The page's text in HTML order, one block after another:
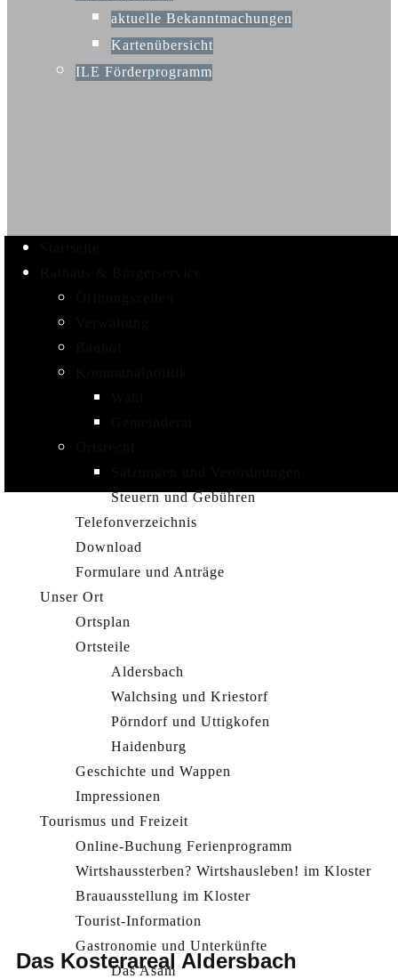
aktuelle Bekanntmachungen
Kartenübersicht
ILE Förderprogramm
Steuern und Gebühren
Telefonverzeichnis
Download
Formulare und Anträge
Unser Ort
Ortsplan
Ortsteile
Aldersbach
Walchsing und Kriestorf
Pörndorf und Uttigkofen
Haidenburg
Geschichte und Wappen
Impressionen
Tourismus und Freizeit
Online-Buchung Ferienprogramm
Wirtshaussterben? Wirtshausleben! im Kloster
Brauausstellung im Kloster
Tourist-Information
Gastronomie und Unterkünfte
Das Asam
Das Kosterareal Aldersbach